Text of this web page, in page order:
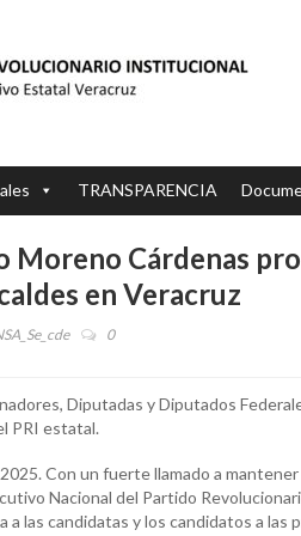
TRANSPARENCIA
Moreno Cárdenas
en Veracruz
0
Diputadas y Diputados
PRI estatal.
Con un fuerte llamado a
Nacional del Partido
las candidatas y los candidatos a las